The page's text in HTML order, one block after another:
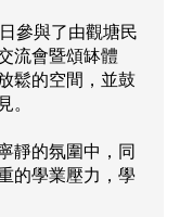
參與了由觀塘民
流會暨頌缽體
鬆的空間，並鼓
。
靜的氛圍中，同
的學業壓力，學